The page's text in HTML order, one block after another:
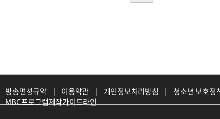
방송편성규약 | 이용약관 | 개인정보처리방침 |
청소년 보호정
MBC프로그램제작가이드라인